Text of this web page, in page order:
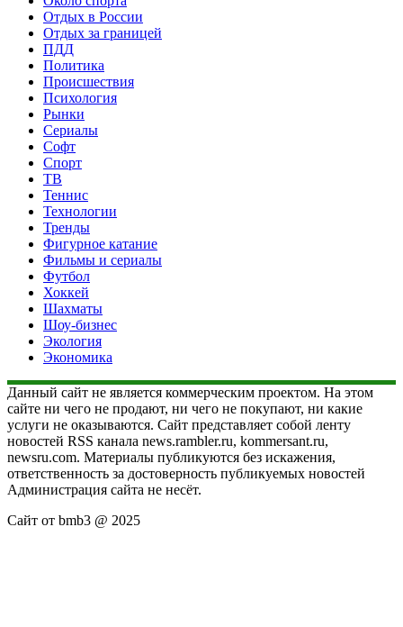
Отдых в России
Отдых за границей
ПДД
Политика
Происшествия
Психология
Рынки
Сериалы
Софт
Спорт
ТВ
Теннис
Технологии
Тренды
Фигурное катание
Фильмы и сериалы
Футбол
Хоккей
Шахматы
Шоу-бизнес
Экология
Экономика
Данный сайт не является коммерческим проектом. На этом
сайте ни чего не продают, ни чего не покупают, ни какие
услуги не оказываются. Сайт представляет собой ленту
новостей RSS канала news.rambler.ru, kommersant.ru,
newsru.com. Материалы публикуются без искажения,
ответственность за достоверность публикуемых новостей
Администрация сайта не несёт.
Сайт от bmb3 @ 2025